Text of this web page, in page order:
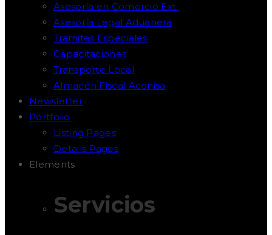
Asesoría en Comercio Ext.
Asesoría Legal Aduanera
Tramites Especiales
Capacitaciones
Transporte Local
Almacén Fiscal Aconisa
Newsletter
Portfolio
Listing Pages
Details Pages
Elements
Servicios